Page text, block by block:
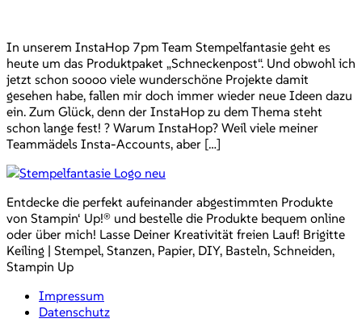
In unserem InstaHop 7pm Team Stempelfantasie geht es
heute um das Produktpaket „Schneckenpost“. Und obwohl ich
jetzt schon soooo viele wunderschöne Projekte damit
gesehen habe, fallen mir doch immer wieder neue Ideen dazu
ein. Zum Glück, denn der InstaHop zu dem Thema steht
schon lange fest! ? Warum InstaHop? Weil viele meiner
Teammädels Insta-Accounts, aber […]
Entdecke die perfekt aufeinander abgestimmten Produkte
von Stampin‘ Up!® und bestelle die Produkte bequem online
oder über mich! Lasse Deiner Kreativität freien Lauf! Brigitte
Keiling | Stempel, Stanzen, Papier, DIY, Basteln, Schneiden,
Stampin Up
Impressum
Datenschutz